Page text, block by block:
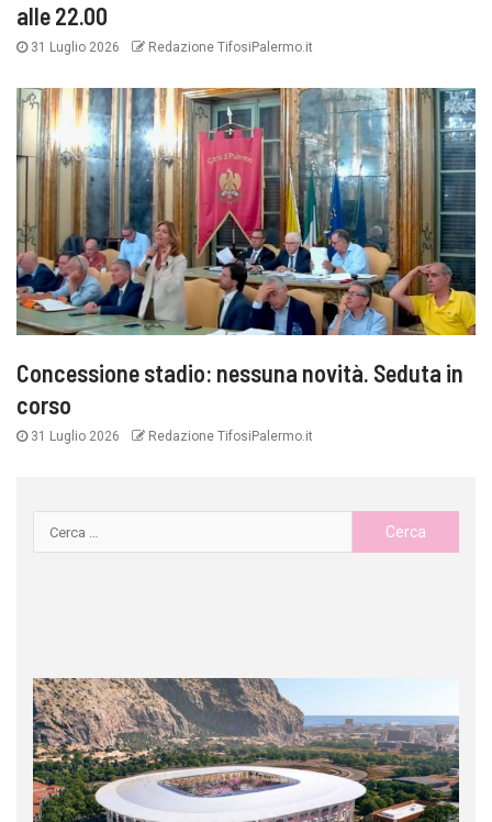
alle 22.00
31 Luglio 2026 Redazione TifosiPalermo.it
Concessione stadio: nessuna novità. Seduta in
corso
31 Luglio 2026 Redazione TifosiPalermo.it